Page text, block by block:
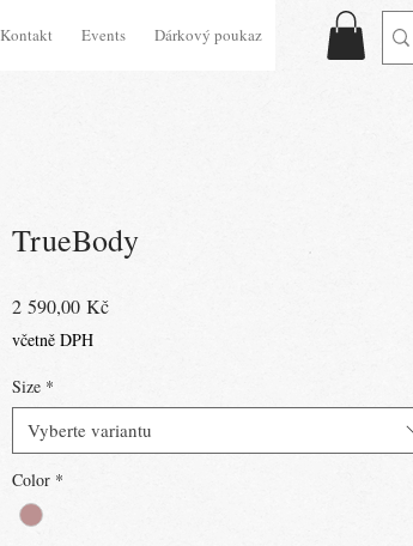
Kontakt Events Dárkový poukaz
TrueBody
2 590,00 KčCena
včetně DPH
Size *
Vyberte variantu
Color *